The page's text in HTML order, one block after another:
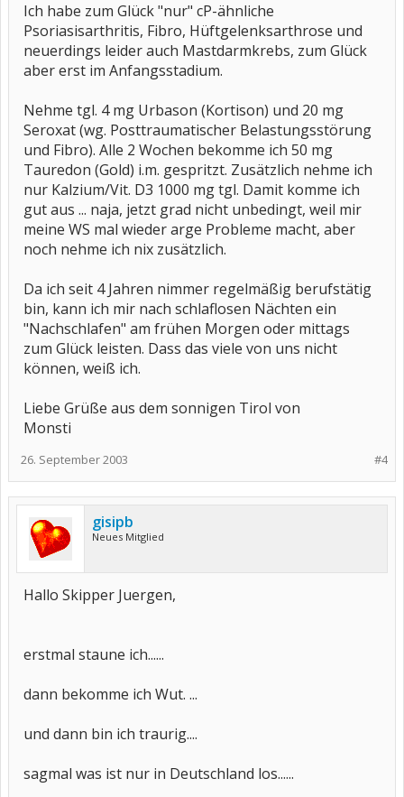
Ich habe zum Glück "nur" cP-ähnliche
Psoriasisarthritis, Fibro, Hüftgelenksarthrose und
neuerdings leider auch Mastdarmkrebs, zum Glück
aber erst im Anfangsstadium.
Nehme tgl. 4 mg Urbason (Kortison) und 20 mg
Seroxat (wg. Posttraumatischer Belastungsstörung
und Fibro). Alle 2 Wochen bekomme ich 50 mg
Tauredon (Gold) i.m. gespritzt. Zusätzlich nehme ich
nur Kalzium/Vit. D3 1000 mg tgl. Damit komme ich
gut aus ... naja, jetzt grad nicht unbedingt, weil mir
meine WS mal wieder arge Probleme macht, aber
noch nehme ich nix zusätzlich.
Da ich seit 4 Jahren nimmer regelmäßig berufstätig
bin, kann ich mir nach schlaflosen Nächten ein
"Nachschlafen" am frühen Morgen oder mittags
zum Glück leisten. Dass das viele von uns nicht
können, weiß ich.
Liebe Grüße aus dem sonnigen Tirol von
Monsti
#4
26. September 2003
gisipb
Neues Mitglied
Hallo Skipper Juergen,
erstmal staune ich......
dann bekomme ich Wut. ...
und dann bin ich traurig....
sagmal was ist nur in Deutschland los......